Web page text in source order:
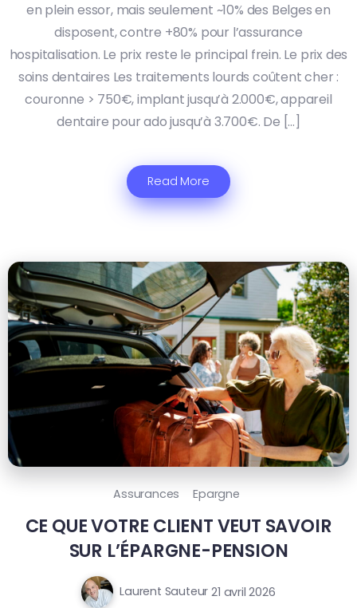
en plein essor, mais seulement ~10% des Belges en
disposent, contre +80% pour l’assurance
hospitalisation. Le prix reste le principal frein. Le prix des
soins dentaires Les traitements lourds coûtent cher :
couronne > 750€, implant jusqu’à 2.000€, appareil
dentaire pour ado jusqu’à 3.700€. De […]
Read More
Assurances Epargne
CE QUE VOTRE CLIENT VEUT SAVOIR
SUR L’ÉPARGNE-PENSION
Laurent Sauteur 21 avril 2026